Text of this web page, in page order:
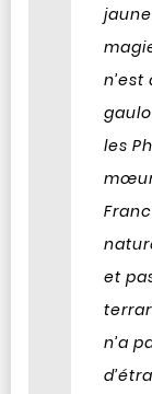
les
et
n’a